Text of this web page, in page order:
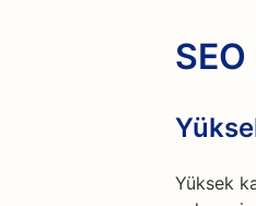
Yüksek